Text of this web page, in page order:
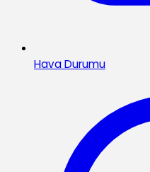
Hava Durumu